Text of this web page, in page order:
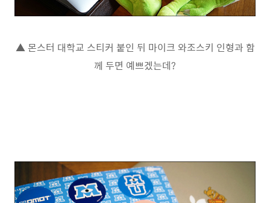
▲ 몬스터 대학교 스티커 붙인 뒤 마이크 와조스키 인형과 함
께 두면 예쁘겠는데?